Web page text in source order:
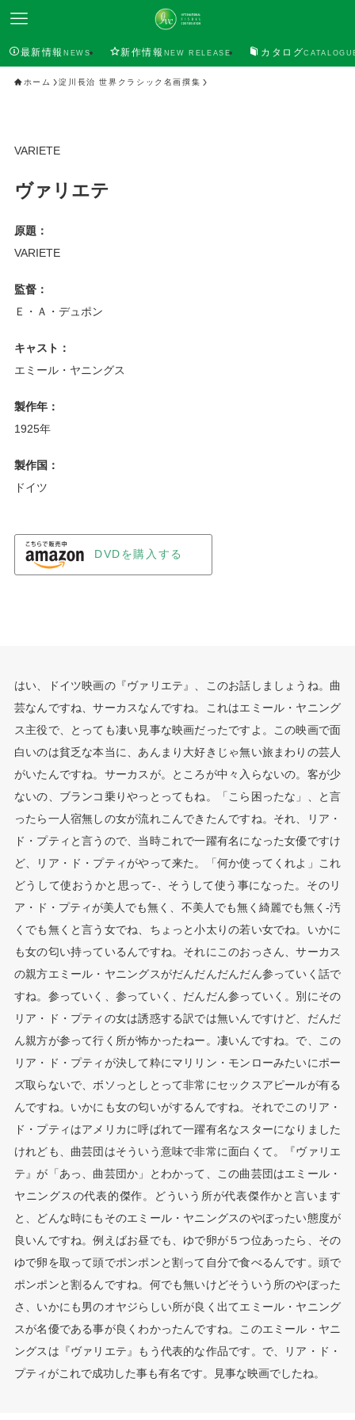
最新情報NEWS 新作情報 NEW RELEASE カタログ
ホーム 淀川長治 世界クラシック名画撰集
VARIETE
ヴァリエテ
原題：
VARIETE
監督：
Ｅ・Ａ・デュポン
キャスト：
エミール・ヤニングス
製作年：
1925年
製作国：
ドイツ
DVDを購入する
はい、ドイツ映画の『ヴァリエテ』、このお話しましょうね。曲
芸なんですね、サーカスなんですね。これはエミール・ヤニング
ス主役で、とっても凄い見事な映画だったですよ。この映画で面
白いのは貧乏な本当に、あんまり大好きじゃ無い旅まわりの芸人
がいたんですね。サーカスが。ところが中々入らないの。客が少
ないの、ブランコ乗りやっとってもね。「こら困ったな」、と言
ったら一人宿無しの女が流れこんできたんですね。それ、リア・
ド・プティと言うので、当時これで一躍有名になった女優ですけ
ど、リア・ド・プティがやって来た。「何か使ってくれよ」これ
どうして使おうかと思って-、そうして使う事になった。そのリ
ア・ド・プティが美人でも無く、不美人でも無く綺麗でも無く-汚
くでも無くと言う女でね、ちょっと小太りの若い女でね。いかに
も女の匂い持っているんですね。それにこのおっさん、サーカス
の親方エミール・ヤニングスがだんだんだんだん参っていく話で
すね。参っていく、参っていく、だんだん参っていく。別にその
リア・ド・プティの女は誘惑する訳では無いんですけど、だんだ
ん親方が参って行く所が怖かったねー。凄いんですね。で、この
リア・ド・プティが決して粋にマリリン・モンローみたいにポー
ズ取らないで、ボソっとしとって非常にセックスアピールが有る
んですね。いかにも女の匂いがするんですね。それでこのリア・
ド・プティはアメリカに呼ばれて一躍有名なスターになりました
けれども、曲芸団はそういう意味で非常に面白くて。『ヴァリエ
テ』が「あっ、曲芸団か」とわかって、この曲芸団はエミール・
ヤニングスの代表的傑作。どういう所が代表傑作かと言います
と、どんな時にもそのエミール・ヤニングスのやぼったい態度が
良いんですね。例えばお昼でも、ゆで卵が５つ位あったら、その
ゆで卵を取って頭でポンポンと割って自分で食べるんです。頭で
ポンポンと割るんですね。何でも無いけどそういう所のやぼった
さ、いかにも男のオヤジらしい所が良く出てエミール・ヤニング
スが名優である事が良くわかったんですね。このエミール・ヤニ
ングスは『ヴァリエテ』もう代表的な作品です。で、リア・ド・
プティがこれで成功した事も有名です。見事な映画でしたね。